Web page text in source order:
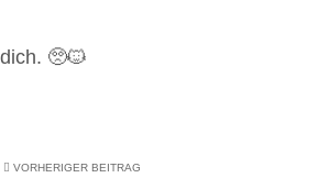
🥺🐱
VORHERIGER BEITRAG